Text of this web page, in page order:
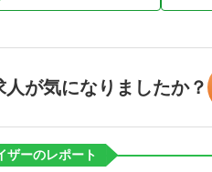
人が気になりましたか？
ザーのレポート